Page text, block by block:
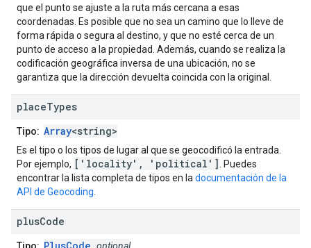
que el punto se ajuste a la ruta más cercana a esas
coordenadas. Es posible que no sea un camino que lo lleve de
forma rápida o segura al destino, y que no esté cerca de un
punto de acceso a la propiedad. Además, cuando se realiza la
codificación geográfica inversa de una ubicación, no se
garantiza que la dirección devuelta coincida con la original.
placeTypes
Tipo: Array<string>
Es el tipo o los tipos de lugar al que se geocodificó la entrada.
Por ejemplo, ['locality', 'political']
. Puedes
encontrar la lista completa de tipos en la documentación de la
API de Geocoding
plusCode